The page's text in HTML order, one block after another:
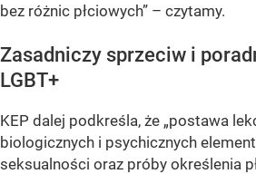
bez różnic płciowych” – czytamy.
Zasadniczy sprzeciw i
LGBT+
KEP dalej podkreśla, że „postawa
biologicznych i psychicznych
seksualności oraz próby określenia